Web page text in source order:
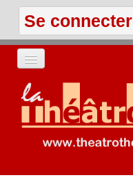
Se connecter
ACCUEIL
LES TEXTES